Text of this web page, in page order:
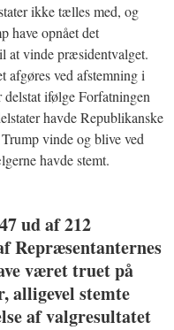
ikke tælles med, og
have opnået det
at vinde præsidentvalget.
afgøres ved afstemning i
ifølge Forfatningen
havde Republikanske
vinde og blive ved
havde stemt.
ud af 212
Repræsentanternes
været truet på
alligevel stemte
af valgresultatet